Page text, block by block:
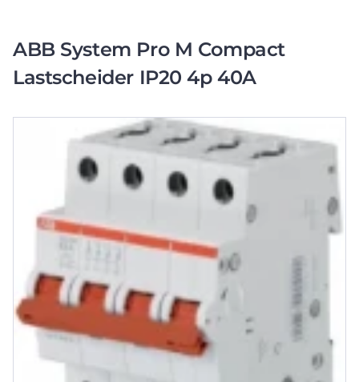
ABB System Pro M Compact
Lastscheider IP20 4p 40A